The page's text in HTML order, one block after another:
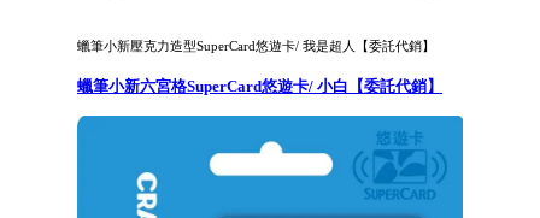
蠟筆小新壓克力造型SuperCard悠遊卡/ 我是超人【委託代銷】
蠟筆小新六宮格SuperCard悠遊卡/ 小白【委託代銷】